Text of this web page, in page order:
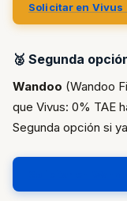
Solicitar en Vivus
🥈 Segunda
Wandoo (Wandoo
que Vivus: 0% TAE
Segunda opción si